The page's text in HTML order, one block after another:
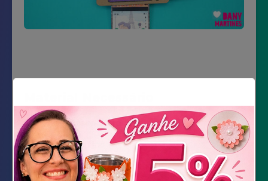
Impressão do molde
Papelão fino
Marcador ou canetinha